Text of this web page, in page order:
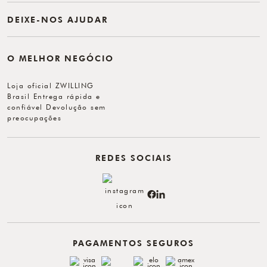
DEIXE-NOS AJUDAR
O MELHOR NEGÓCIO
Loja oficial ZWILLING
Brasil Entrega rápida e
confiável Devolução sem
preocupações
PAGAMENTOS SEGUROS
REDES SOCIAIS